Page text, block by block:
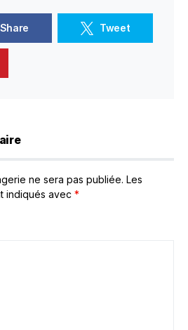
Share Tweet
ne sera pas publiée. Les
indiqués avec *